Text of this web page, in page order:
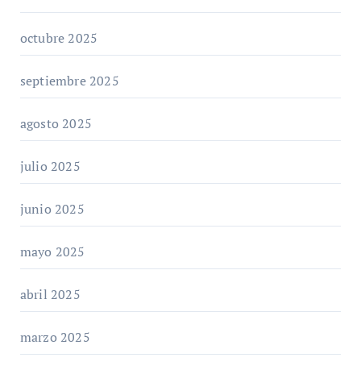
octubre 2025
septiembre 2025
agosto 2025
julio 2025
junio 2025
mayo 2025
abril 2025
marzo 2025